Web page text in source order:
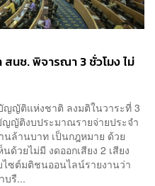
นช. พิจารณา 3 ชั่วโมง ไม่
ญัติแห่งชาติ ลงมติในวาระที่ 3
ญญัติงบประมาณรายจ่ายประจำ
นล้านบาท เป็นกฎหมาย ด้วย
ด้วยไม่มี งดออกเสียง 2 เสียง
ซต์มติชนออนไลน์รายงานว่า
บรื...